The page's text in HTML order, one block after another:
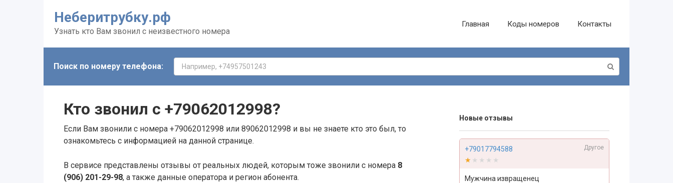
Неберитрубку.рф
Узнать кто Вам звонил с неизвестного номера
Главная Коды номеров Контакты
Поиск по номеру телефона:
Кто звонил с +79062012998?
Если Вам звонили с номера +79062012998 или 89062012998 и вы не знаете кто это был, то
ознакомьтесь с информацией на данной странице.
В сервисе представлены отзывы от реальных людей, которым тоже звонили с номера 8
(906) 201-29-98, а также данные оператора и регион абонента.
Новые отзывы
+79017794588 Другое
★★★★★
★★★★★
Мужчина извращенец